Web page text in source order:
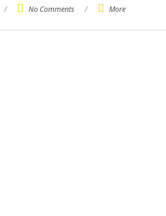
/ No Comments / More